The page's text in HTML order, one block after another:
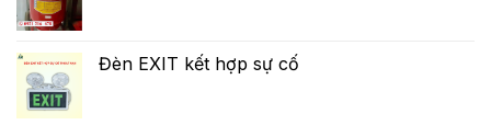
Đèn EXIT kết hợp sự cố